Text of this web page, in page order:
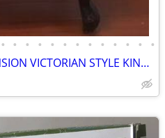
• • • • • • • • • • • • •
ARM CHAIR MUSEUM MANSION VICTORIAN STYLE KING QUEEN LUXARY COZY